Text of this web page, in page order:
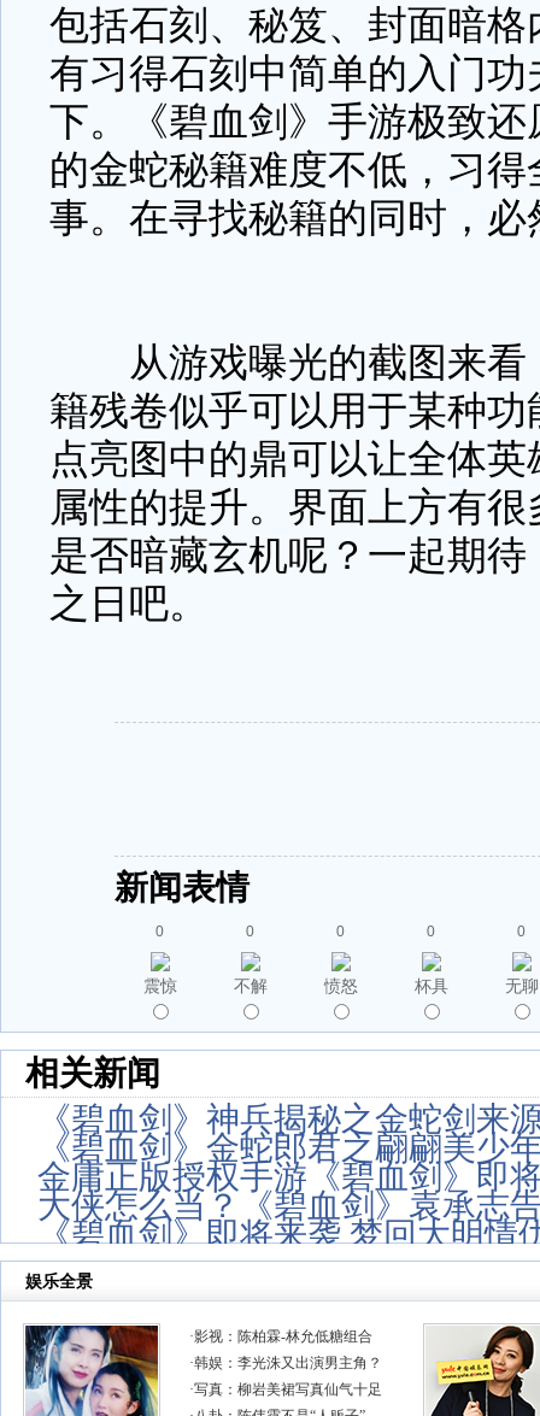
包括石刻、秘笈、封面暗
有习得石刻中简单的入门
下。《碧血剑》手游极致
的金蛇秘籍难度不低，习
事。在寻找秘籍的同时，
从游戏曝光的截图来看
籍残卷似乎可以用于某种
点亮图中的鼎可以让全体
属性的提升。界面上方有
是否暗藏玄机呢？一起期
之日吧。
新闻表情
0
震惊
0
不解
0
愤怒
0
杯具
0
无聊
相关新闻
《碧血剑》神兵揭秘之金蛇剑来
《碧血剑》金蛇郎君之翩翩美少
金庸正版授权手游《碧血剑》即
大侠怎么当？《碧血剑》袁承志
《碧血剑》即将来袭 梦回大明情